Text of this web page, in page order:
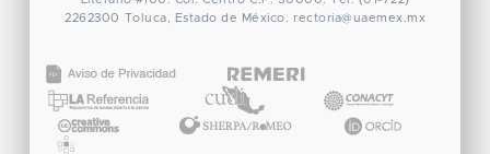
2262300 Toluca, Estado de México. rectoria@uaemex.mx